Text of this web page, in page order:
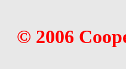
© 2006